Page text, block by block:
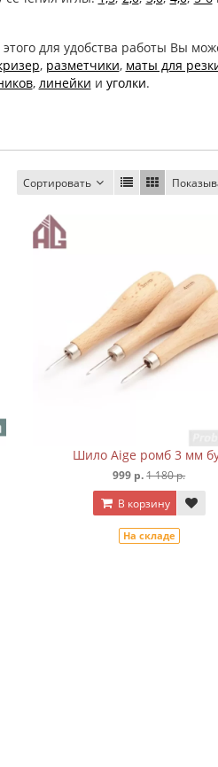
для удобства работы Вы
, разметчики, маты для
, линейки и уголки.
Сортировать
Шило Aige ромб 3 мм
999 р. 1 180 р.
В корзину
На складе